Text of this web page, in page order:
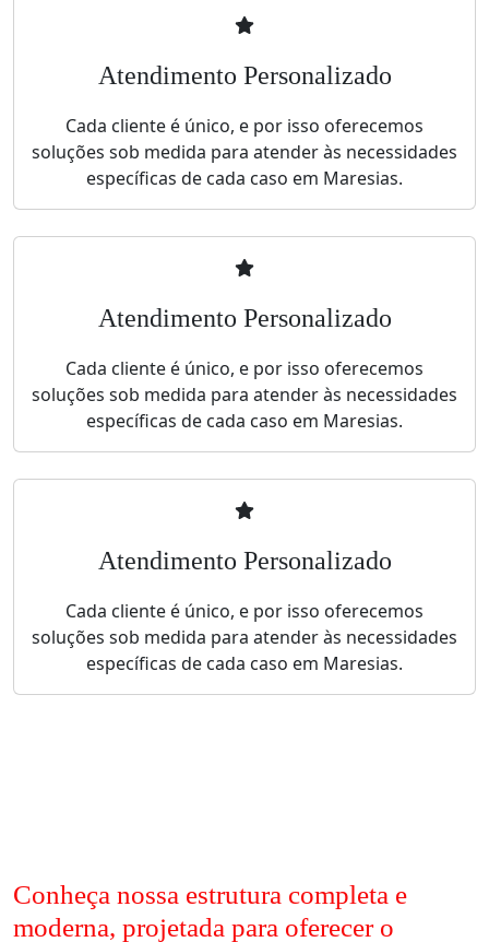
Atendimento Personalizado
Cada cliente é único, e por isso oferecemos
soluções sob medida para atender às necessidades
específicas de cada caso em Maresias.
Atendimento Personalizado
Cada cliente é único, e por isso oferecemos
soluções sob medida para atender às necessidades
específicas de cada caso em Maresias.
Atendimento Personalizado
Cada cliente é único, e por isso oferecemos
soluções sob medida para atender às necessidades
específicas de cada caso em Maresias.
Conheça nossa estrutura completa e
moderna, projetada para oferecer o